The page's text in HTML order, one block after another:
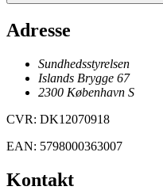
Adresse
Sundhedsstyrelsen
Islands Brygge 67
2300 København S
CVR: DK12070918
EAN: 5798000363007
Kontakt